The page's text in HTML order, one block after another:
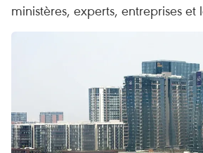
ministères, experts, entreprises et